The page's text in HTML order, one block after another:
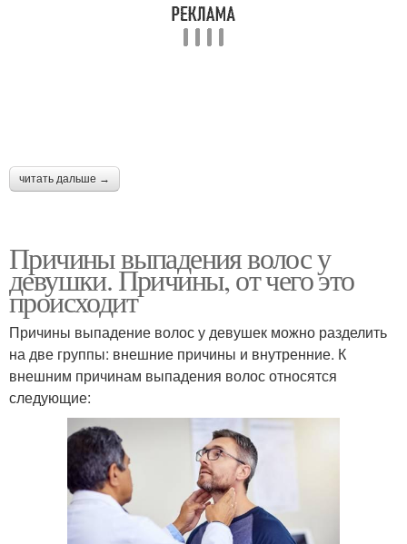
читать дальше →
Причины выпадения волос у
девушки. Причины, от чего это
происходит
Причины выпадение волос у девушек можно разделить
на две группы: внешние причины и внутренние. К
внешним причинам выпадения волос относятся
следующие: